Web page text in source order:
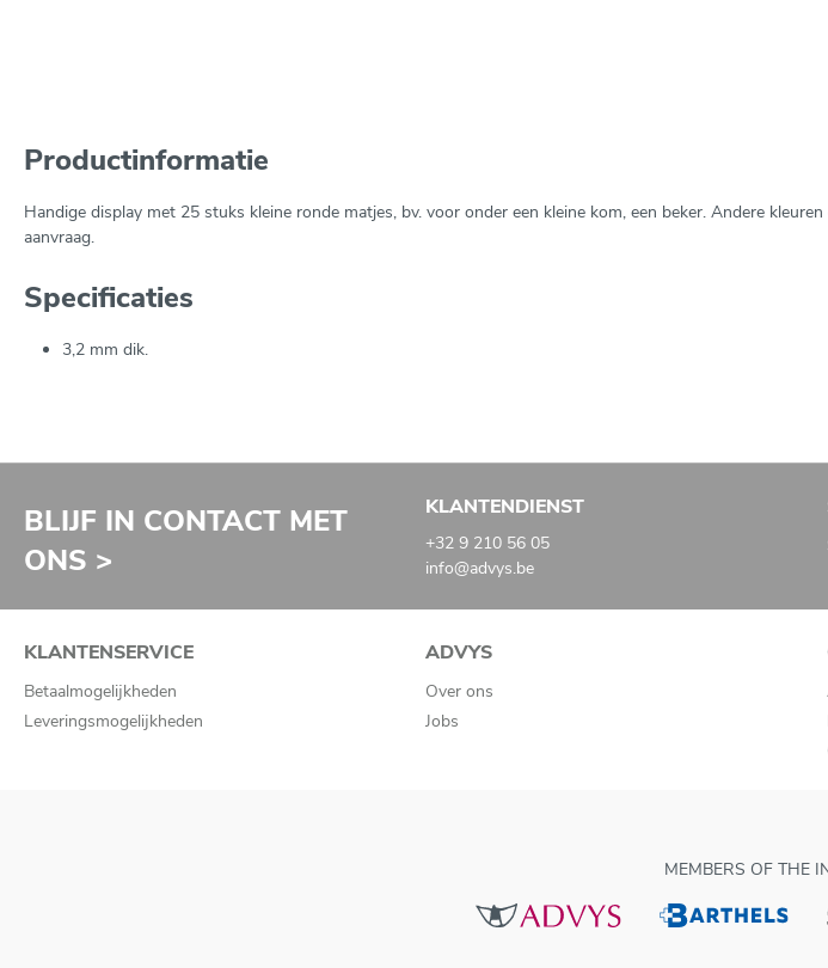
Productinformatie
Handige display met 25 stuks kleine ronde matjes, bv. voor onder een kleine kom, een beker. Andere
aanvraag.
Specificaties
3,2 mm dik.
BLIJF IN CONTACT MET
ONS >
KLANTENDIENST
+32 9 210 56 05
info@advys.be
KLANTENSERVICE
Betaalmogelijkheden
Leveringsmogelijkheden
ADVYS
Over ons
Jobs
MEMBERS OF THE